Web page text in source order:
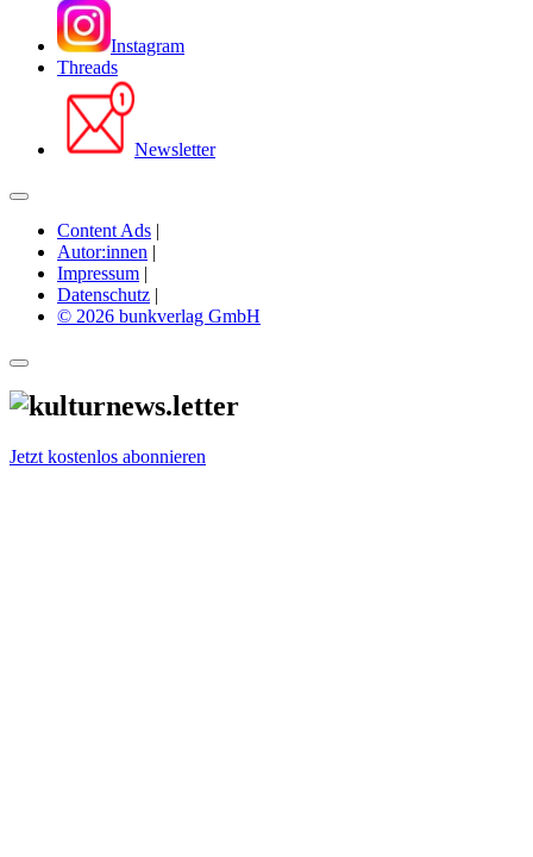
Instagram
Threads
Newsletter
Content Ads |
Autor:innen |
Impressum |
Datenschutz |
© 2026 bunkverlag GmbH
Jetzt kostenlos abonnieren